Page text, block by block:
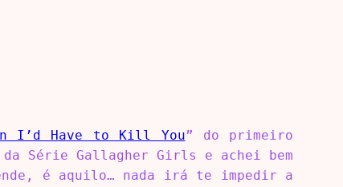
I’d Have to Kill You” do primeiro
Série Gallagher Girls e achei bem
é aquilo… nada irá te impedir a